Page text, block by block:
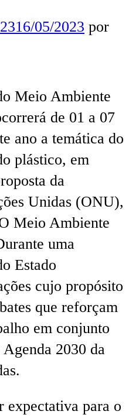
16/05/2023 por
Meio Ambiente
de 01 a 07
ano a temática do
plástico, em
da
Unidas (ONU),
Meio Ambiente
uma
Estado
cujo propósito
que reforçam
em conjunto
2030 da
expectativa para o